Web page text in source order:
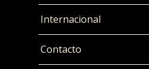
Internacional
Contacto